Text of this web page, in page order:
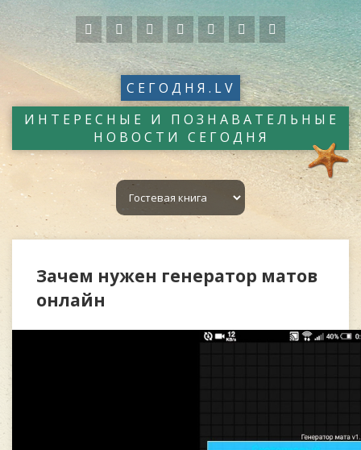
СЕГОДНЯ.LV
ИНТЕРЕСНЫЕ И ПОЗНАВАТЕЛЬНЫЕ
НОВОСТИ СЕГОДНЯ
Зачем нужен генератор матов
онлайн